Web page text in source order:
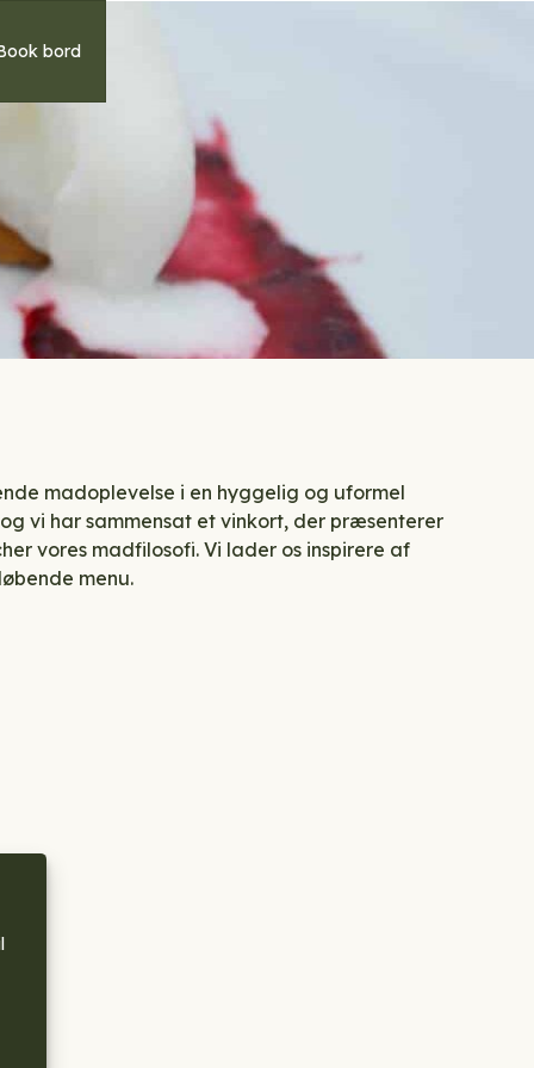
bord
madoplevelse i en hyggelig og uformel
vi har sammensat et vinkort, der præsenterer
vores madfilosofi. Vi lader os inspirere af
menu.